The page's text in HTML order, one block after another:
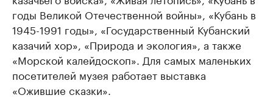
годы Великой Отечественной войны», «Кубань в
1945-1991 годы», «Государственный Кубанский
казачий хор», «Природа и экология», а также
«Морской калейдоскоп». Для самых маленьких
посетителей музея работает выставка
«Ожившие сказки».